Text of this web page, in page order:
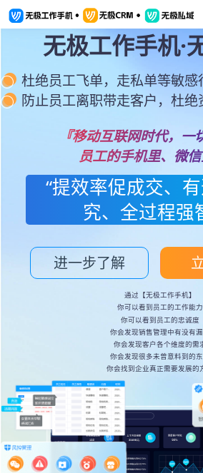
无极工作手机·
杜绝员工飞单，走私单等敏感
防止员工离职带走客户，杜绝
『移动互联网时代，一
员工的手机里、微信
“提效率促成交、
究、全过程强
进一步了解
通过【无极工作手机】
你可以看到员工的工作能力
你可以看到员工的忠诚度
你会发现销售管理中有没有
你会发现客户各个维度的需
你会发现很多未曾意料到的
你会找到企业真正需要发展的